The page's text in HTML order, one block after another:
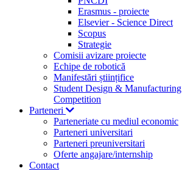
Erasmus - proiecte
Elsevier - Science Direct
Scopus
Strategie
Comisii avizare proiecte
Echipe de robotică
Manifestări științifice
Student Design & Manufacturing
Competition
Parteneri
Parteneriate cu mediul economic
Parteneri universitari
Parteneri preuniversitari
Oferte angajare/internship
Contact